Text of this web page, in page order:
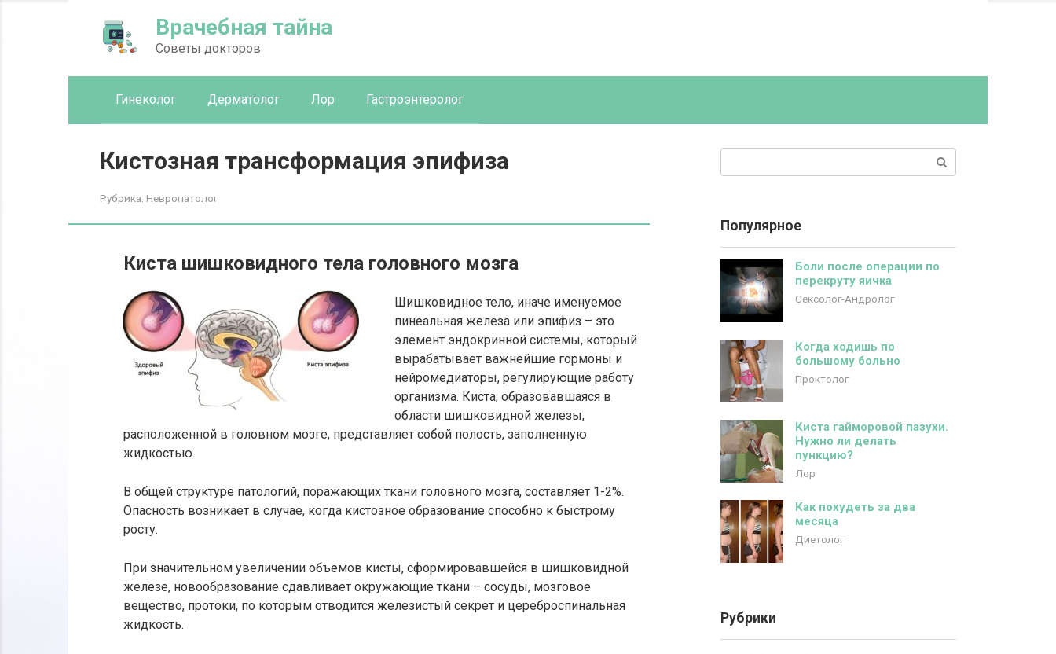
Врачебная тайна
Советы докторов
Гинеколог Дерматолог Лор Гастроэнтеролог
Кистозная трансформация эпифиза
Рубрика: Невропатолог
Киста шишковидного тела головного мозга
Шишковидное тело, иначе именуемое
пинеальная железа или эпифиз – это
элемент эндокринной системы, который
вырабатывает важнейшие гормоны и
нейромедиаторы, регулирующие работу
организма. Киста, образовавшаяся в
области шишковидной железы,
расположенной в головном мозге, представляет собой полость, заполненную
жидкостью.
В общей структуре патологий, поражающих ткани головного мозга, составляет 1-2%.
Опасность возникает в случае, когда кистозное образование способно к быстрому
росту.
При значительном увеличении объемов кисты, сформировавшейся в шишковидной
железе, новообразование сдавливает окружающие ткани – сосуды, мозговое
вещество, протоки, по которым отводится железистый секрет и цереброспинальная
жидкость.
Популярное
Боли после операции по
перекруту яичка
Сексолог-Андролог
Когда ходишь по
большому больно
Проктолог
Киста гайморовой пазухи.
Нужно ли делать
пункцию?
Лор
Как похудеть за два
месяца
Диетолог
Рубрики